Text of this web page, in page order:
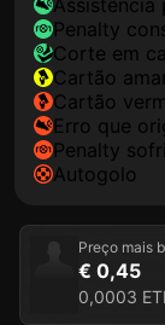
penalty
corte em
cartão
cartão
erro que
penalty
autogolo
Preço mais
€ 0,45
0,0003